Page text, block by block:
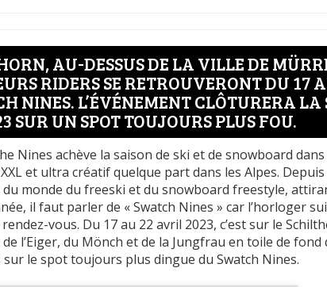
AU-DESSUS DE LA VILLE DE
RIDERS SE RETROUVERONT DU 17
NINES. L’ÉVÉNEMENT CLÔTURERA LA
SUR UN SPOT TOUJOURS PLUS FOU.
Nines achève la saison de ski et de snowboard
et ultra créatif quelque part dans les Alpes. Depuis
monde du freeski et du snowboard freestyle,
il faut parler de « Swatch Nines » car l’horloger
vous. Du 17 au 22 avril 2023, c’est sur le
l’Eiger, du Mönch et de la Jungfrau en toile de fond
le spot toujours plus dingue du Swatch Nines.